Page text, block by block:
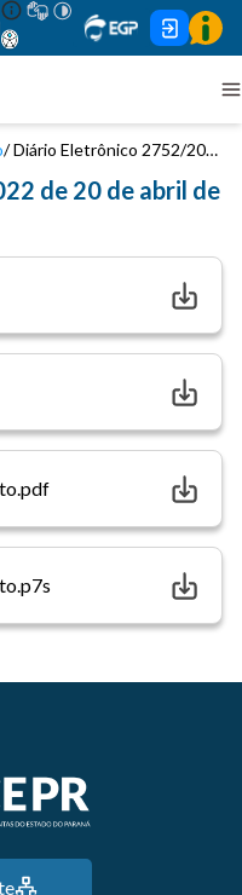
Diário Eletrônico 2752/2022 de 20 de abril de 2022
de 20 de abril de